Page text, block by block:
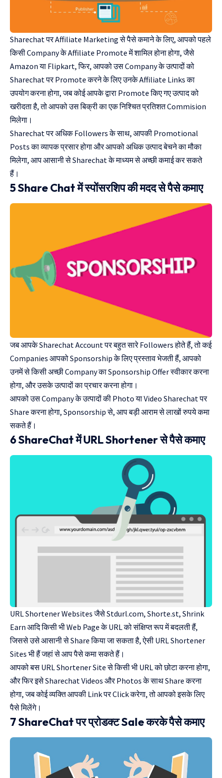
Sharechat पर Affiliate Marketing से पैसे कमाने के लिए, आपको पहले
किसी Company के Affiliate Promote में शामिल होना होगा, जैसे
Amazon या Flipkart, फिर, आपको उस Company के उत्पादों को
Sharechat पर Promote करने के लिए उनके Affiliate Links का
उपयोग करना होगा, जब कोई आपके द्वारा Promote किए गए उत्पाद को
खरीदता है, तो आपको उस बिक्री का एक निश्चित प्रतिशत Commision
मिलेगा।
Sharechat पर अधिक Followers के साथ, आपकी Promotional
Posts का व्यापक प्रसार होगा और आपको अधिक उत्पाद बेचने का मौका
मिलेगा, आप आसानी से Sharechat के माध्यम से अच्छी कमाई कर सकते
हैं।
5 Share Chat में स्पोंसरशिप की मदद से पैसे कमाए
जब आपके Sharechat Account पर बहुत सारे Followers होते हैं, तो कई
Companies आपको Sponsorship के लिए प्रस्ताव भेजती हैं, आपको
उनमें से किसी अच्छी Company का Sponsorship Offer स्वीकार करना
होगा, और उसके उत्पादों का प्रचार करना होगा।
आपको उस Company के उत्पादों की Photo या Video Sharechat पर
Share करना होगा, Sponsorship से, आप बड़ी आराम से लाखों रुपये कमा
सकते हैं।
6 ShareChat में URL Shortener से पैसे कमाए
URL Shortener Websites जैसे Stdurl.com, Shorte.st, Shrink
Earn आदि किसी भी Web Page के URL को संक्षिप्त रूप में बदलती हैं,
जिससे उसे आसानी से Share किया जा सकता है, ऐसी URL Shortener
Sites भी हैं जहां से आप पैसे कमा सकते हैं।
आपको बस URL Shortener Site से किसी भी URL को छोटा करना होगा,
और फिर इसे Sharechat Videos और Photos के साथ Share करना
होगा, जब कोई व्यक्ति आपकी Link पर Click करेगा, तो आपको इसके लिए
पैसे मिलेंगे।
7 ShareChat पर प्रोडक्ट Sale करके पैसे कमाए